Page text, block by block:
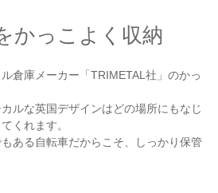
かっこよく収納
倉庫メーカー「TRIMETAL社」のかっ
ルな英国デザインはどの場所にもなじ
くれます。
ある自転車だからこそ、しっかり保管